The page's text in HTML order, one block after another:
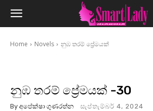
Home Novels නුඹ තරම් ප්‍රේමයක්
නුඹ තරම් ප්‍රේමයක් -30
By අපේක්ෂා ගුණරත්න සැප්තැම්බර් 4, 2024